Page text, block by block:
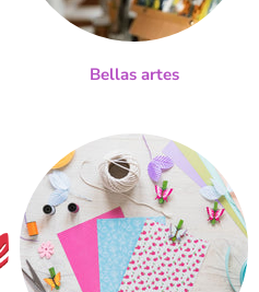
Bellas artes